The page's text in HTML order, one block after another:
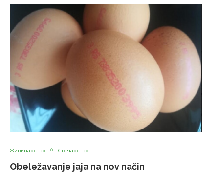
Живинарство Сточарство
Obeležavanje jaja na nov način